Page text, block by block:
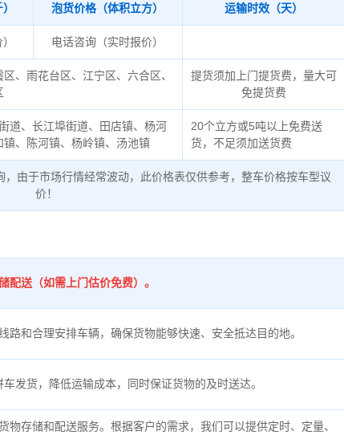
泡货价格（体积立方） 运输时效（天）
电话咨询（实时报价）
、雨花台区、江宁区、六合区、
提货须加上门提货费，量大可
免提货费
道、长江埠街道、田店镇、杨河
、陈河镇、杨岭镇、汤池镇
20个立方或5吨以上免费送
货，不足须加送货费
由于市场行情经常波动，此价格表仅供参考，整车价格按车型议
价！
配送（如需上门估价免费）。
和合理安排车辆，确保货物能够快速、安全抵达目的地。
发货，降低运输成本，同时保证货物的及时送达。
存储和配送服务。根据客户的需求，我们可以提供定时、定量、